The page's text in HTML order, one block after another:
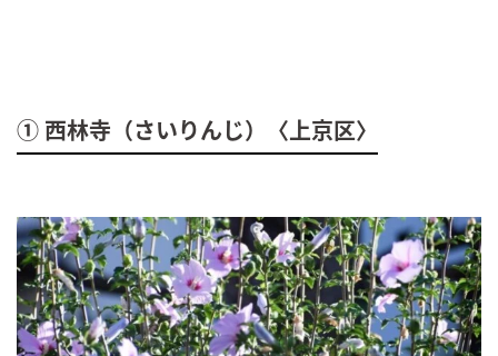
① 西林寺（さいりんじ）〈上京区〉